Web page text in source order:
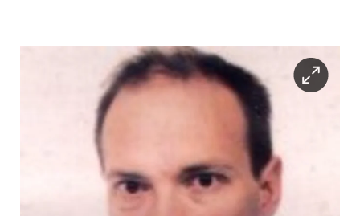
verlag
veranstaltungen